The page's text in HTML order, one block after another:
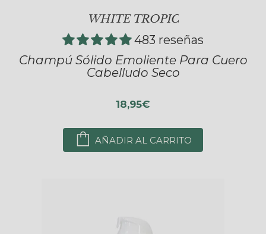
WHITE TROPIC
483 reseñas
Champú Sólido Emoliente Para Cuero
Cabelludo Seco
18,95€
AÑADIR AL CARRITO